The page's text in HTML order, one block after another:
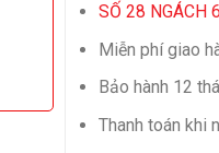
SỐ 28 NGÁCH
Miễn phí giao
Bảo hành 12
Thanh toán khi